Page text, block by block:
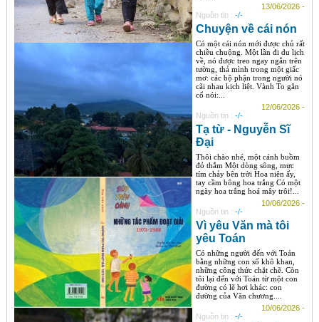
13/06/2026 -
Nguồn tin : -/-
Chuyện về cái nón
Có một cái nón mới được chủ rất
chiều chuộng. Một lần đi du lịch
về, nó được treo ngay ngắn trên
tường, thả mình trong một giấc
mơ: các bộ phận trong người nó
cãi nhau kịch liệt. Vành To gân
cổ nói:...
12/06/2026 -
Nguồn tin : -/-
Tạ từ - Nguyễn Sĩ
Đại
Thôi chào nhé, một cánh buồm
đỏ thắm Một dòng sông, mực
tím chảy bên trời Hoa niên ấy,
tay cầm bông hoa trắng Có một
ngày hoa trắng hoá mây trôi!...
10/06/2026 -
Nguồn tin : -/-
Vì yêu Văn mà tôi
yêu Toán
Có những người đến với Toán
bằng những con số khô khan,
những công thức chặt chẽ. Còn
tôi lại đến với Toán từ một con
đường có lẽ hơi khác: con
đường của Văn chương....
10/06/2026 -
Nguồn tin : -/-